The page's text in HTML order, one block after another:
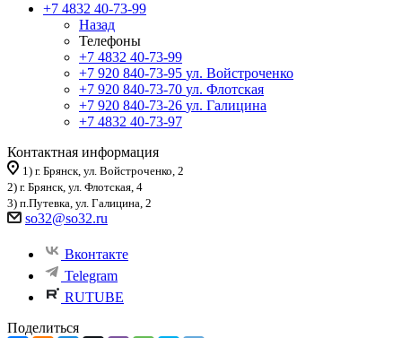
+7 4832 40-73-99
Назад
Телефоны
+7 4832 40-73-99
+7 920 840-73-95 ул. Войстроченко
+7 920 840-73-70 ул. Флотская
+7 920 840-73-26 ул. Галицина
+7 4832 40-73-97
Контактная информация
1) г. Брянск, ул. Войстроченко, 2
2) г. Брянск, ул. Флотская, 4
3) п.Путевка, ул. Галицина, 2
so32@so32.ru
Вконтакте
Telegram
RUTUBE
Поделиться